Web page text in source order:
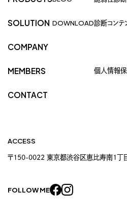
SOLUTION
COMPANY
MEMBERS
CONTACT
DOWNLOAD診断コンテ
個人情報
ACCESS
〒150-0022 東京都渋谷区恵比寿南1
FOLLOW ME